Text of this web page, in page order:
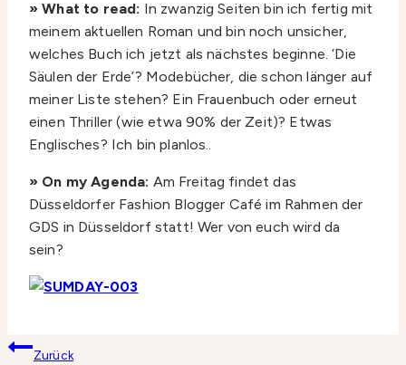
» What to read: In zwanzig Seiten bin ich fertig mit
meinem aktuellen Roman und bin noch unsicher,
welches Buch ich jetzt als nächstes beginne. ‘Die
Säulen der Erde’? Modebücher, die schon länger auf
meiner Liste stehen? Ein Frauenbuch oder erneut
einen Thriller (wie etwa 90% der Zeit)? Etwas
Englisches? Ich bin planlos..
» On my Agenda: Am Freitag findet das
Düsseldorfer Fashion Blogger Café im Rahmen der
GDS in Düsseldorf statt! Wer von euch wird da
sein?
Beitragsnavigation
Zurück